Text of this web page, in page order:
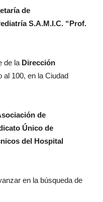
de
S.A.M.I.C. “Prof.
de la Dirección
al 100, en la Ciudad
de
Único de
del Hospital
en la búsqueda de